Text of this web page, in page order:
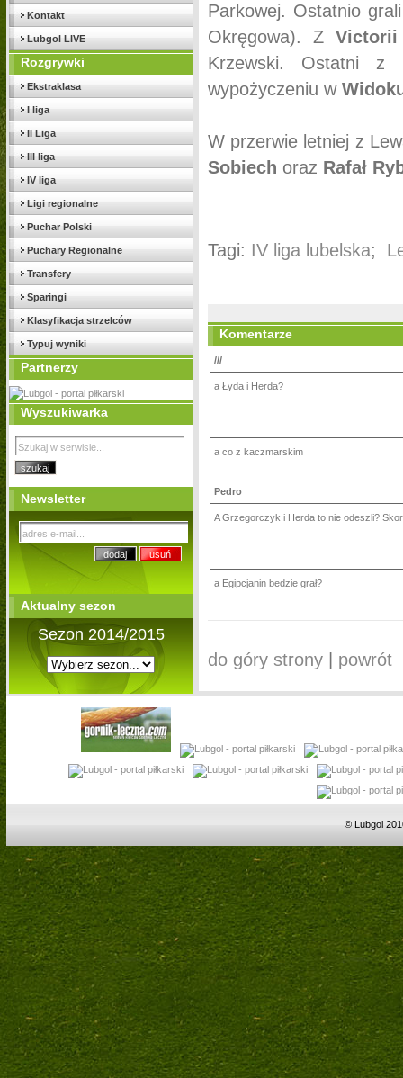
Kontakt
Lubgol LIVE
Rozgrywki
Ekstraklasa
I liga
II Liga
III liga
IV liga
Ligi regionalne
Puchar Polski
Puchary Regionalne
Transfery
Sparingi
Klasyfikacja strzelców
Typuj wyniki
Partnerzy
Wyszukiwarka
Newsletter
Aktualny sezon
Sezon 2014/2015
Parkowej. Ostatnio
Okręgowa). Z
Krzewski. Ostatni z
wypożyczeniu w
W przerwie letniej z
Sobiech oraz Rafał
Tagi: IV liga lubelska;
Komentarze
///
a Łyda i Herda?
a co z kaczmarskim
Pedro
A Grzegorczyk i Herda to nie odeszli?
a Egipcjanin bedzie grał?
do góry strony| powrót
© Lubgol